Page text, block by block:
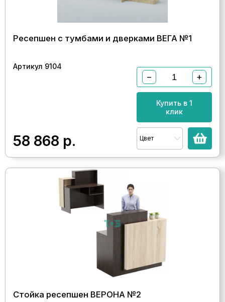
Ресепшен с тумбами и дверками ВЕГА №1
Артикул 9104
58 868 р.
− +
Купить в 1
клик
Цвет
Стойка ресепшен ВЕРОНА №2